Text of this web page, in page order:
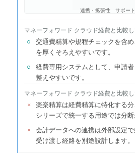
サポー
連携・拡張性
マネーフォワード クラウド経費と比較
○
交通費精算や規程チェックを含
を厚くそろえやすいです。
○
経費専用システムとして、申請
整えやすいです。
マネーフォワード クラウド経費と比較
×
楽楽精算は経費精算に特化する
シリーズで統一する用途では分断
×
会計データへの連携は外部設定
受け渡し経路を別途設計します。